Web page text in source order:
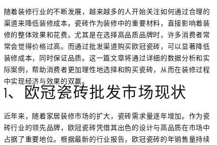
随着装修行业的不断发展，越来越多的人开始关注如何通过合理的
渠道来降低装修成本。瓷砖作为装修中的重要材料，直接影响着装
修的整体效果和花费。尤其是在选择高品质品牌时，许多消费者常
常会觉得价格过高。而通过批发渠道购买欧冠瓷砖，可以显著降低
装修成本，同时保证品质。这一篇文章将通过详细的数据分析和实
际案例，帮助消费者更加理性地选择和购买瓷砖，从而在装修过程
中实现经济与效果的双赢。
1、欧冠瓷砖批发市场现状
近年来，随着家居装修市场的扩大，瓷砖需求量逐年增加。作为瓷
砖行业的领先品牌，欧冠瓷砖凭借其出色的设计与高品质在市场中
占据了重要地位。根据最新的行业报告，欧冠瓷砖的年销售量持续